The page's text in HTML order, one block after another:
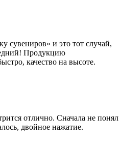
сувениров» и это тот случай,
Продукцию
качество на высоте.
отлично. Сначала не понял
двойное нажатие.